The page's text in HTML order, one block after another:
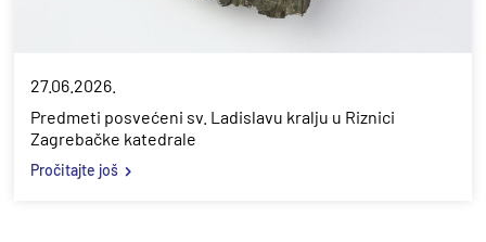
27.06.2026.
Predmeti posvećeni sv. Ladislavu kralju u Riznici
Zagrebačke katedrale
Pročitajte još